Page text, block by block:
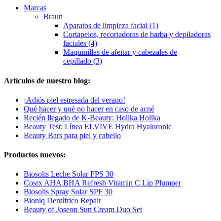
Marcas
Braun
Aparatos de limpieza facial (1)
Cortapelos, recortadoras de barba y depiladoras
faciales (4)
Maquinillas de afeitar y cabezales de
cepillado (3)
Artículos de nuestro blog:
¡Adiós piel estresada del verano!
Qué hacer y qué no hacer en caso de acné
Recién llegado de K-Beauty: Holika Holika
Beauty Test: Línea ELVIVE Hydra Hyaluronic
Beauty Bars para piel y cabello
Productos nuevos:
Biosolis Leche Solar FPS 30
Cosrx AHA BHA Refresh Vitamin C Lip Plumper
Biosolis Spray Solar SPF 30
Bioniq Dentífrico Repair
Beauty of Joseon Sun Cream Duo Set